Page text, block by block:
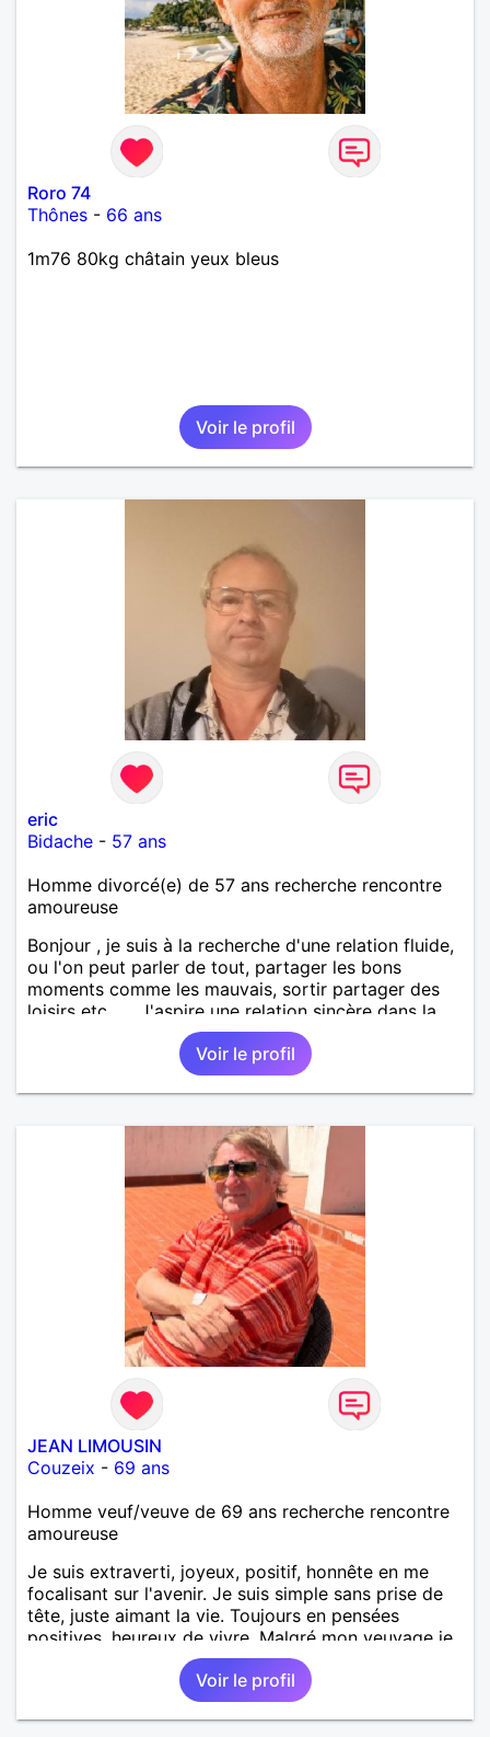
Roro 74
Thônes - 66 ans
1m76 80kg châtain yeux bleus
Voir le profil
eric
Bidache - 57 ans
Homme divorcé(e) de 57 ans recherche rencontre
amoureuse
Bonjour , je suis à la recherche d'une relation fluide,
ou l'on peut parler de tout, partager les bons
moments comme les mauvais, sortir partager des
loisirs etc.... . J'aspire une relation sincère dans la
Voir le profil
JEAN LIMOUSIN
Couzeix - 69 ans
Homme veuf/veuve de 69 ans recherche rencontre
amoureuse
Je suis extraverti, joyeux, positif, honnête en me
focalisant sur l'avenir. Je suis simple sans prise de
tête, juste aimant la vie. Toujours en pensées
positives, heureux de vivre. Malgré mon veuvage je
me tourne vers l'avenir pour une deuxième vie
intense, remplie de joie, de tendresse et pourquoi
pas par la suite d'amour. Déjà dans un premier
temps, se connaître, puis s'apprécier et ensuite
Voir le profil